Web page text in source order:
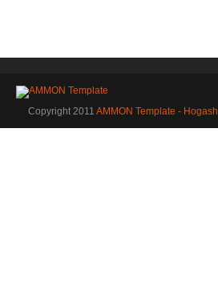
Copyright 2011 AMMON Template - Hogash